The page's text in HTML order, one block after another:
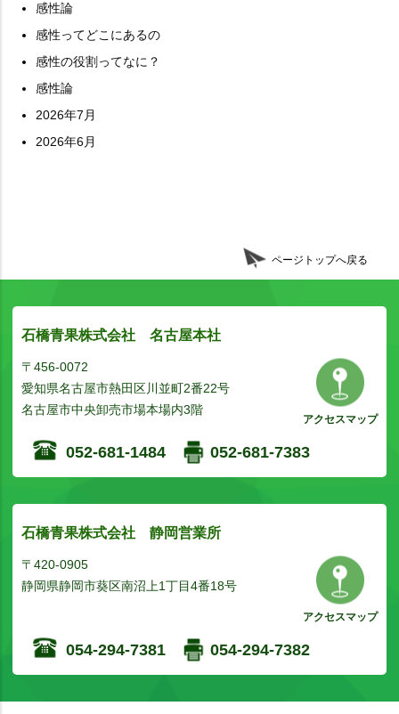
感性論
感性ってどこにあるの
感性の役割ってなに？
感性論
2026年7月
2026年6月
ページトップへ戻る
石橋青果株式会社 名古屋本社
〒456-0072
愛知県名古屋市熱田区川並町2番22号
名古屋市中央卸売市場本場内3階
アクセスマップ
052-681-1484 052-681-7383
石橋青果株式会社 静岡営業所
〒420-0905
静岡県静岡市葵区南沼上1丁目4番18号
アクセスマップ
054-294-7381 054-294-7382